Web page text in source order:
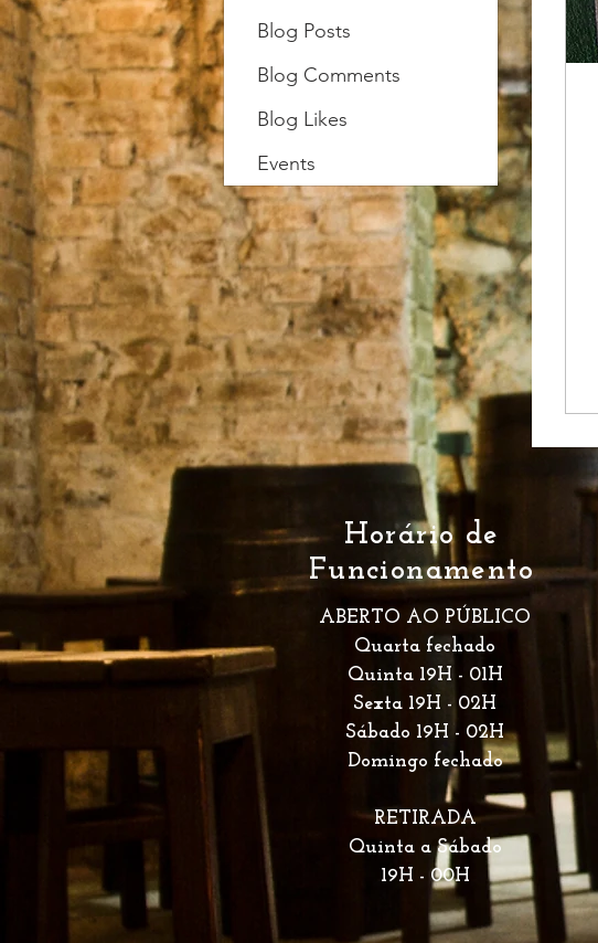
Blog Posts
Blog Comments
Blog Likes
Events
Horário de
Funcionamento
ABERTO AO PÚBLICO
Quarta fechado
Quinta 19H - 01H
Sexta 19H - 02H
Sábado 19H - 02H
Domingo fechado
RETIRADA
Quintaa Sábado
19H - 00H